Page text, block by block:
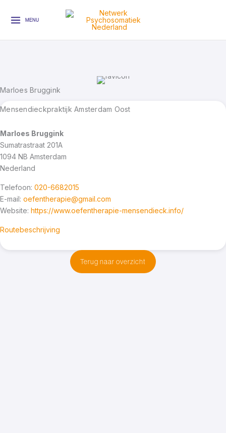
naar
inhoud
MENU
Marloes Bruggink
Mensendieckpraktijk Amsterdam Oost
Marloes Bruggink
Sumatrastraat 201A
1094 NB Amsterdam
Nederland
Telefoon: 020-6682015
E-mail: oefentherapie@gmail.com
Website: https://www.oefentherapie-mensendieck.info/
Routebeschrijving
Terug naar overzicht